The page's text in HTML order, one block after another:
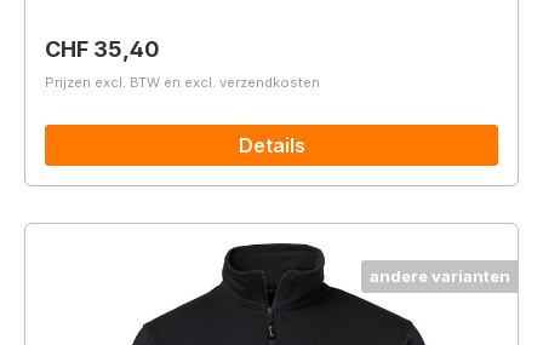
Normale prijs:
CHF 35,40
Prijzen excl. BTW en excl. verzendkosten
Details
andere varianten